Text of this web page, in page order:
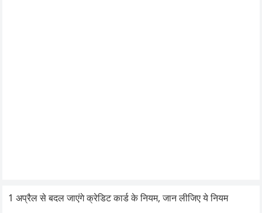
1 अप्रैल से बदल जाएंगे क्रेडिट कार्ड के नियम, जान लीजिए ये नियम